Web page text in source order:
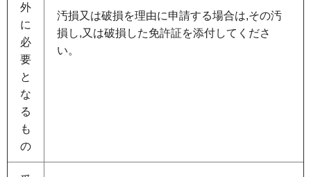
外
に
必
要
と
な
る
も
の
汚損又は破損を理由に申請する場合は,その汚
損し,又は破損した免許証を添付してくださ
い。